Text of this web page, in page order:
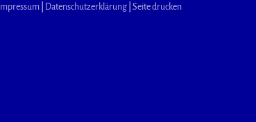
Impressum Datenschutzerklärung Seite drucken